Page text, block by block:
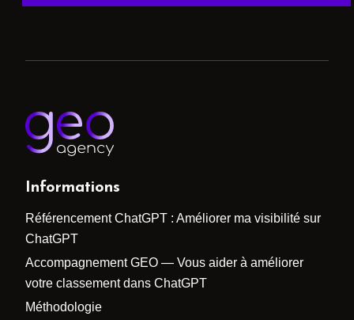
Informations
Référencement ChatGPT : Améliorer ma visibilité sur
ChatGPT
Accompagnement GEO — Vous aider à améliorer
votre classement dans ChatGPT
Méthodologie